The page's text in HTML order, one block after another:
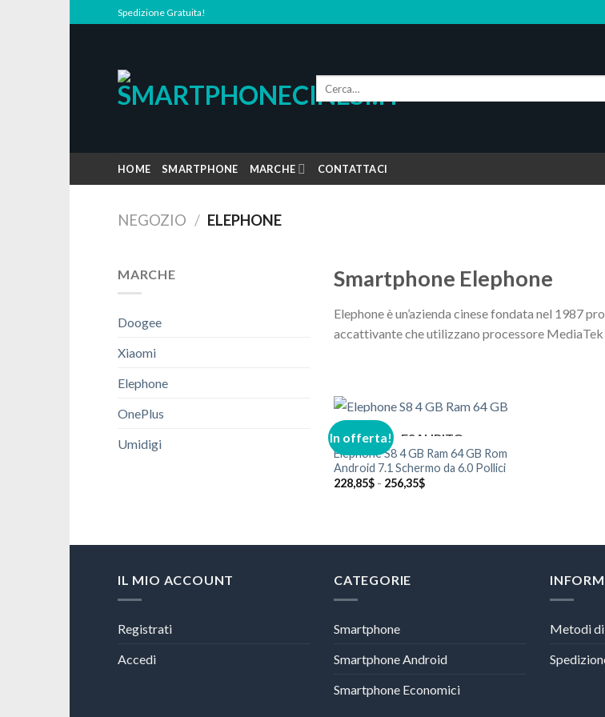
to
Spedizione Gratuita!
HOME SMARTPHONE MARCHE CONTATTACI
NEGOZIO / ELEPHONE
MARCHE
Doogee
Xiaomi
Elephone
OnePlus
Umidigi
Smartphone Elephone
Elephone è un’azienda cinese fondata nel 1987
accattivante che utilizzano processore
In offerta! ESAURITO
Elephone S8 4 GB Ram 64 GB Rom
Android 7.1 Schermo da 6.0 Pollici
228,85$ - 256,35$Fascia
IL MIO ACCOUNT
Registrati
Accedi
CATEGORIE
Smartphone
Smartphone Android
Smartphone Economici
Metodi di